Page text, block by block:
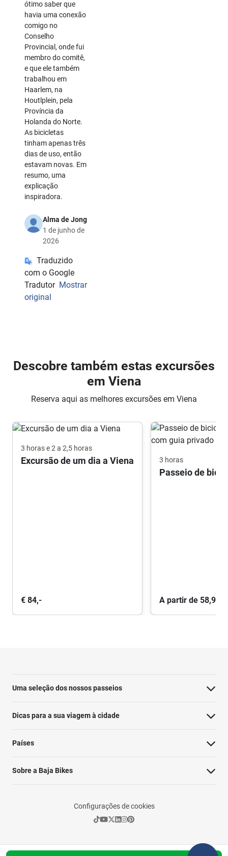
ótimo saber que
havia uma conexão
comigo no
Conselho
Provincial, onde fui
membro do comitê,
e que ele também
trabalhou em
Haarlem, na
Houtlplein, pela
Província da
Holanda do Norte.
As bicicletas
tinham apenas três
dias de uso, então
estavam novas. Em
resumo, uma
explicação
inspiradora.
Alma de Jong
1 de junho de
2026
Traduzido
com o Google
Tradutor Mostrar
original
Descobre também estas excursões
em Viena
Reserva aqui as melhores excursões em Viena
3 horas e 2 a 2,5 horas
Excursão de um dia a Viena
€ 84,-
3 horas
A partir de 58,90
Uma seleção dos nossos passeios
Dicas para a sua viagem à cidade
Países
Sobre a Baja Bikes
Configurações de cookies